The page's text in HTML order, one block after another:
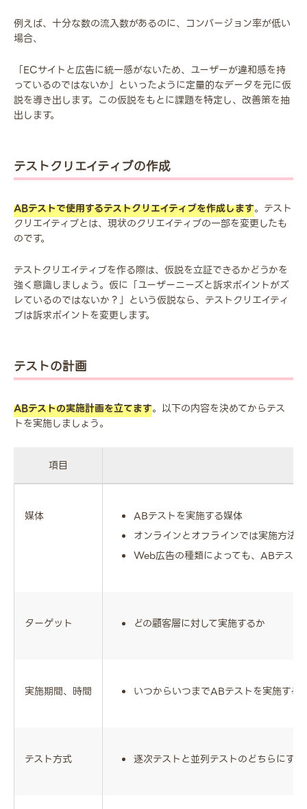
例えば、十分な数の流入数があるのに、コンバージョン率が低い
場合、
「ECサイトと広告に統一感がないため、ユーザーが違和感を持
っているのではないか」といったように定量的なデータを元に仮
説を導き出します。この仮説をもとに課題を特定し、改善策を抽
出します。
テストクリエイティブの作成
ABテストで使用するテストクリエイティブを作成します。テスト
クリエイティブとは、現状のクリエイティブの一部を変更したも
のです。
テストクリエイティブを作る際は、仮説を立証できるかどうかを
強く意識しましょう。仮に「ユーザーニーズと訴求ポイントがズ
レているのではないか？」という仮説なら、テストクリエイティ
ブは訴求ポイントを変更します。
テストの計画
ABテストの実施計画を立てます。以下の内容を決めてからテス
トを実施しましょう。
項目
媒体
ABテストを実施する媒体
オンラインとオフラインでは実施方法
Web広告の種類によっても、ABテス
ターゲット どの顧客層に対して実施するか
実施期間、時間 いつからいつまでABテストを実施する
テスト方式 逐次テストと並列テストのどちらにする